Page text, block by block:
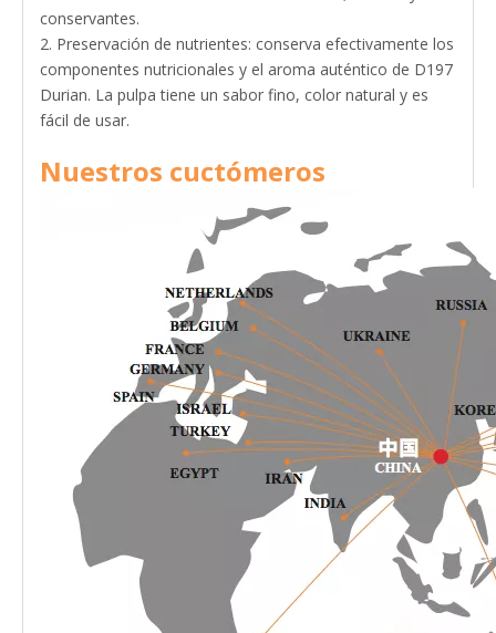
conservantes.
2. Preservación de nutrientes: conserva efectivamente los
componentes nutricionales y el aroma auténtico de D197
Durian. La pulpa tiene un sabor fino, color natural y es
fácil de usar.
Nuestros cuctómeros